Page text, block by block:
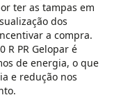
ter as tampas em
dos
a compra.
R PR Gelopar é
de energia, o que
e redução nos